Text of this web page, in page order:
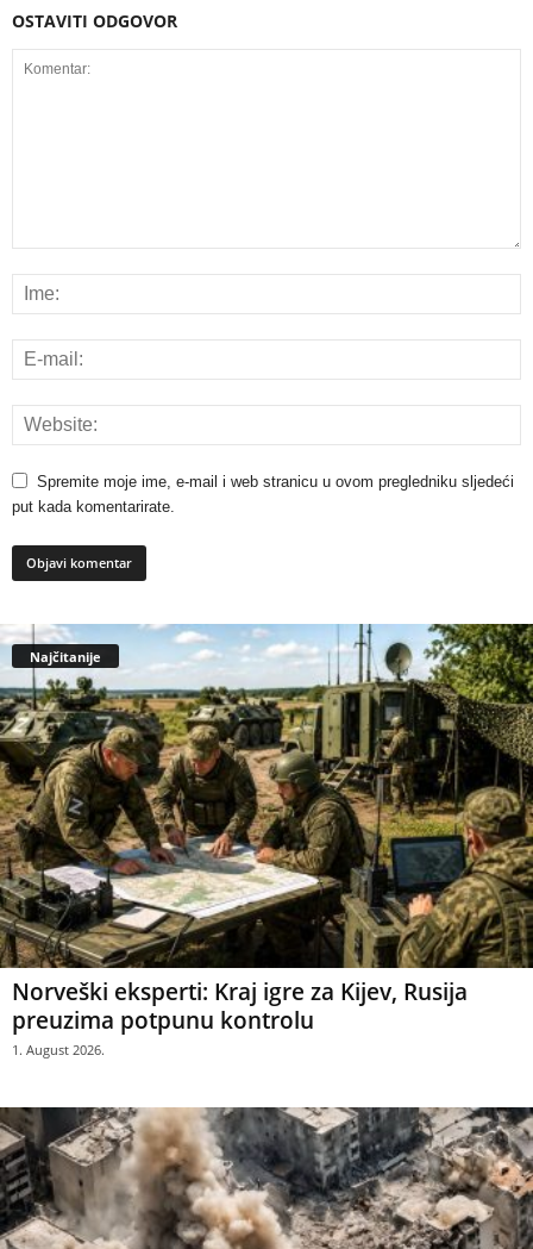
OSTAVITI ODGOVOR
Spremite moje ime, e-mail i web stranicu u ovom pregledniku sljedeći
put kada komentarirate.
Najčitanije
Norveški eksperti: Kraj igre za Kijev, Rusija
preuzima potpunu kontrolu
1. August 2026.